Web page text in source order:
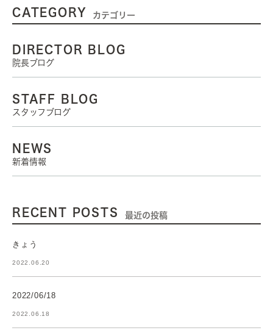
CATEGORY カテゴリー
DIRECTOR BLOG
院長ブログ
STAFF BLOG
スタッフブログ
NEWS
新着情報
RECENT POSTS 最近の投稿
きょう
2022.06.20
2022/06/18
2022.06.18